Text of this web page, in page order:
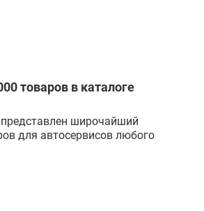
товаров в каталоге
широчайший
для автосервисов любого